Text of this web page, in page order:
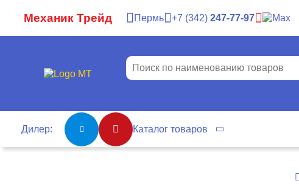
Механик Трейд Пермь 7 342 247-77-97
Дилер: Каталог товаров